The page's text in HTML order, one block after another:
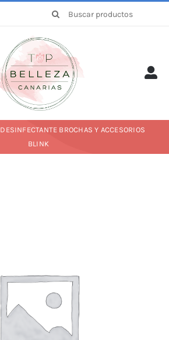
Buscar:
DESINFECTANTE BROCHAS Y ACCESORIOS
BLINK